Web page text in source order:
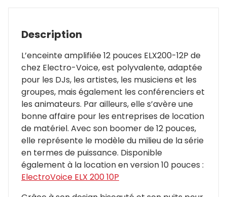
Voice
Description
L’enceinte amplifiée 12 pouces ELX200-12P de
chez Electro-Voice, est polyvalente, adaptée
pour les DJs, les artistes, les musiciens et les
groupes, mais également les conférenciers et
les animateurs. Par ailleurs, elle s’avère une
bonne affaire pour les entreprises de location
de matériel. Avec son boomer de 12 pouces,
elle représente le modèle du milieu de la série
en termes de puissance. Disponible
également à la location en version 10 pouces :
ElectroVoice ELX 200 10P